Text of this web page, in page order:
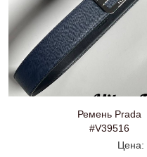
Ремень Prada
#V39516
Цена: